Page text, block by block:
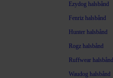
Ezydog halsbånd
Fenriz halsbånd
Hunter halsbånd
Rogz halsbånd
Ruffwear halsbånd
Waudog halsbånd